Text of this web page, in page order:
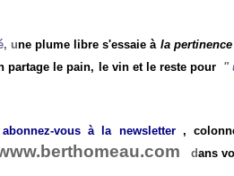
, une plume libre s'essaie à la pertinence
partage le pain, le vin et le reste pour "
abonnez-vous à la newsletter,
dans